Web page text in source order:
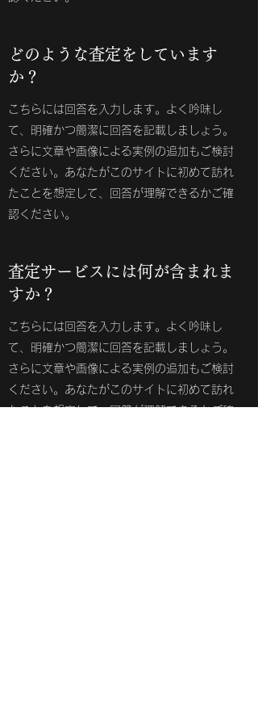
どのような査定をしています
か？
こちらには回答を入力します。よく吟味し
て、明確かつ簡潔に回答を記載しましょう。
さらに文章や画像による実例の追加もご検討
ください。あなたがこのサイトに初めて訪れ
たことを想定して、回答が理解できるかご確
認ください。
査定サービスには何が含まれま
すか？
こちらには回答を入力します。よく吟味し
て、明確かつ簡潔に回答を記載しましょう。
さらに文章や画像による実例の追加もご検討
ください。あなたがこのサイトに初めて訪れ
たことを想定して、回答が理解できるかご確